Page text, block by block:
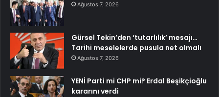
Ağustos 7, 2026
Gürsel Tekin’den ‘tutarlılık’ mesajı…
Tarihi meselelerde pusula net olmalı
Ağustos 7, 2026
YENİ Parti mi CHP mi? Erdal Beşikçioğlu
kararını verdi